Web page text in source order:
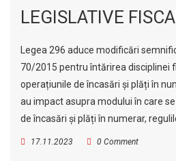
LEGISLATIVE
Legea 296 aduce modificări
70/2015 pentru întărirea disciplinei
operațiunile de încasări și plăți în
au impact asupra modului în care
de încasări și plăți în numerar,
17.11.2023 0 Comment